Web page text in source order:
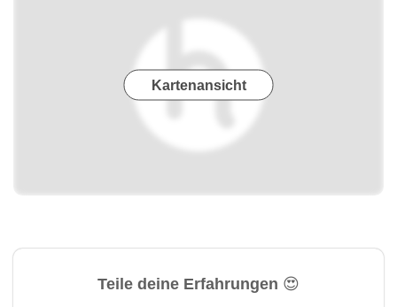
Kartenansicht
Teile deine Erfahrungen 😍